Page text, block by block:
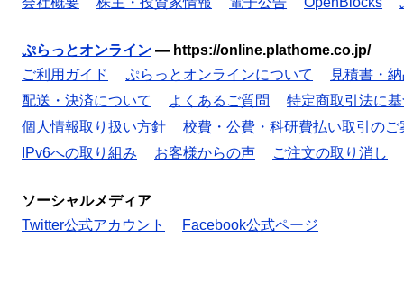
ぷらっとオンライン — https://online.plathome.co.jp/
ご利用ガイド
ぷらっとオンラインについて
見積書・
配送・決済について
よくあるご質問
特定商取引法に
個人情報取り扱い方針
校費・公費・科研費払い取引のご
IPv6への取り組み
お客様からの声 ご注文の取り消し
ソーシャルメディア
Twitter公式アカウント
Facebook公式ページ